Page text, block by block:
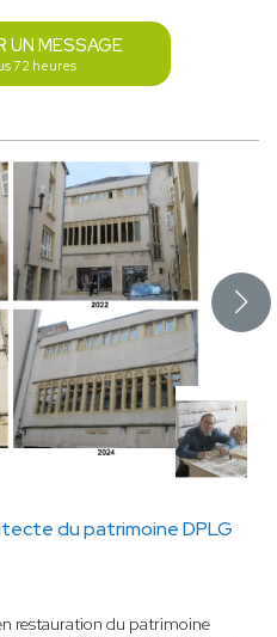
UN MESSAGE
72 heures
du patrimoine DPLG
restauration du patrimoine